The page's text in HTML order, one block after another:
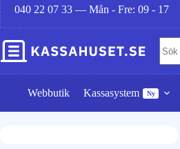
040 22 07 33 — Mån - Fre: 09 - 17
Webbutik Kassasystem Ny